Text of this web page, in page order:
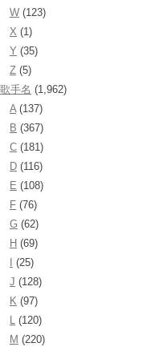
W (123)
X (1)
Y (35)
Z (5)
歌手名 (1,962)
A (137)
B (367)
C (181)
D (116)
E (108)
F (76)
G (62)
H (69)
(25)
J (128)
K (97)
(120)
M (220)